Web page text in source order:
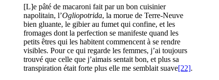
[L]e pâté de macaroni fait par un bon cuisinier
napolitain, l’Ogliopotrida, la morue de Terre-Neuve
bien gluante, le gibier au fumet qui confine, et les
fromages dont la perfection se manifeste quand les
petits êtres qui les habitent commencent à se rendre
visibles. Pour ce qui regarde les femmes, j’ai toujours
trouvé que celle que j’aimais sentait bon, et plus sa
transpiration était forte plus elle me semblait suave[22].